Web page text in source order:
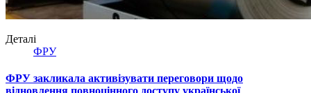
Деталі
ФРУ
ФРУ закликала активізувати переговори щодо
відновлення повноцінного доступу української